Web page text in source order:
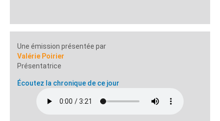
Une émission présentée par
Valérie Poirier
Présentatrice
Écoutez la chronique de ce jour